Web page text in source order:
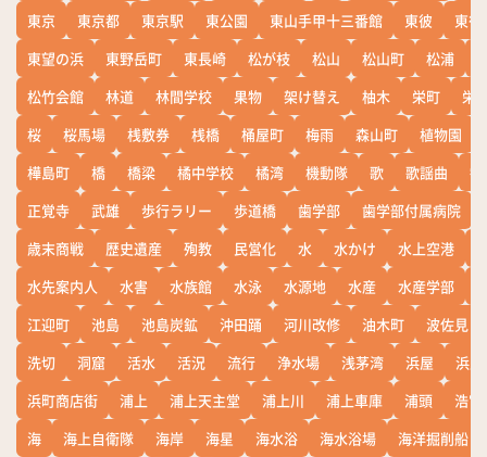
東京
東京都 東京駅 東公園 東山手甲十三番館 東彼
東彼
東望の浜
東野岳町 東長崎 松が枝 松山 松山町 松浦
松竹会館
林道 林間学校 果物 架け替え 柚木 栄町
栄
桜
桜馬場 桟敷券 桟橋 桶屋町 梅雨 森山町 植物園
樺島町
橋 橋梁 橘中学校 橘湾 機動隊 歌 歌謡曲
正覚寺
武雄 歩行ラリー 歩道橋 歯学部 歯学部付属病院
歳末商戦
歴史遺産 殉教 民営化 水 水かけ 水上空港
水先案内人
水害 水族館 水泳 水源地 水産 水産学部
江迎町
池島 池島炭鉱 沖田踊 河川改修 油木町
波佐見
洗切
洞窟 活水 活況 流行 浄水場 浅茅湾 浜屋
浜
浜町商店街
浦上 浦上天主堂 浦上川 浦上車庫 浦頭
浩宮
海
海上自衛隊 海岸 海星 海水浴 海水浴場
海洋掘削船